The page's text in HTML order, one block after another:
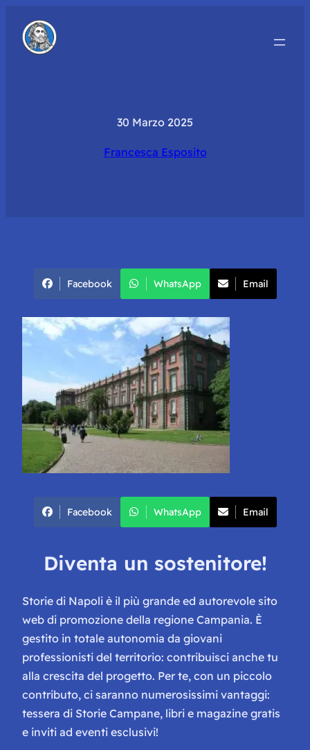
30 Marzo 2025
Francesca Esposito
Facebook WhatsApp Email
Facebook WhatsApp Email
Diventa un sostenitore!
Storie di Napoli è il più grande ed autorevole sito
web di promozione della regione Campania. È
gestito in totale autonomia da giovani
professionisti del territorio: contribuisci anche tu
alla crescita del progetto. Per te, con un piccolo
contributo, ci saranno numerosissimi vantaggi:
tessera di Storie Campane, libri e magazine gratis
e inviti ad eventi esclusivi!